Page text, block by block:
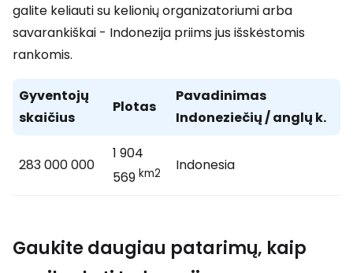
galite keliauti su kelionių organizatoriumi arba
savarankiškai - Indonezija priims jus išskėstomis
rankomis.
Gyventojų
skaičius
Plotas
Pavadinimas
Indoneziečių / anglų k.
283 000 000
1 904
569 km2 Indonesia
Gaukite daugiau patarimų, kaip